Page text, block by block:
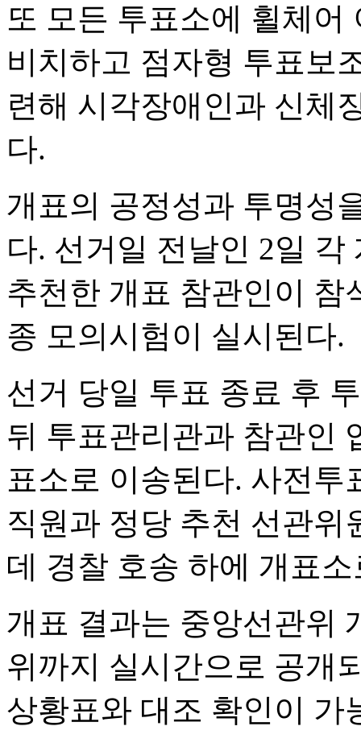
또 모든 투표소에 휠체어
비치하고 점자형 투표보
련해 시각장애인과 신체
다.
개표의 공정성과 투명성
다. 선거일 전날인 2일
추천한 개표 참관인이 참
종 모의시험이 실시된다.
선거 당일 투표 종료 후
뒤 투표관리관과 참관인
표소로 이송된다. 사전
직원과 정당 추천 선관위
데 경찰 호송 하에 개표
개표 결과는 중앙선관위
위까지 실시간으로 공개
상황표와 대조 확인이 가